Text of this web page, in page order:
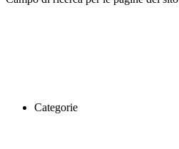
Categorie